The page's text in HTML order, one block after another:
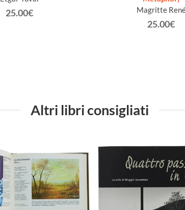
25.00€
Magritte
25.00€
Altri libri consigliati